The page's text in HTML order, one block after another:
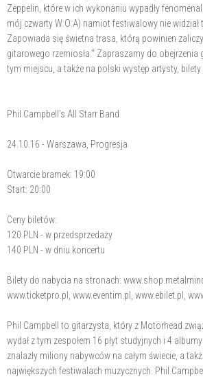
Zeppelin, które w ich wykonaniu wypadły
mój czwarty W:O:A) namiot festiwalowy nie widział
Zapowiada się świetna trasa, którą powinien
gitarowego rzemiosła." Zapraszamy do obejrzenia
tym miejscu, a także na polski występ artysty, bilety
Phil Campbell's All Starr Band
24.10.16 - Warszawa, Progresja
Otwarcie bramek: 19:00
Start: 20:00
Ceny biletów:
120 PLN - w przedsprzedaży
140 PLN - w dniu koncertu
Bilety do nabycia na stronach:
www.ticketpro.pl, www.eventim.pl, www.ebilet.pl,
Phil Campbell to gitarzysta, który z Motörhead
wydał z tym zespołem 16 płyt studyjnych i 4
znalazły miliony nabywców na całym świecie, a
największych festiwalach muzycznych. Phil